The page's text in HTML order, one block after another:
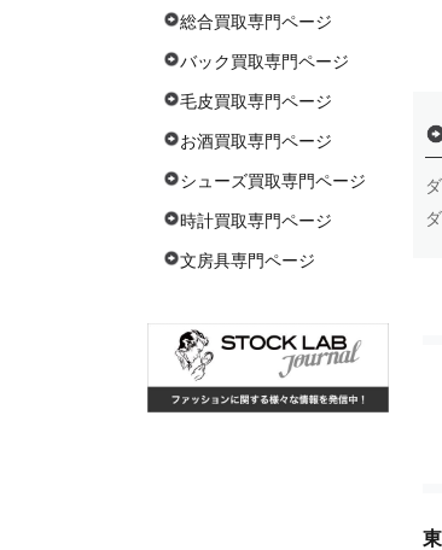
総合買取専門ページ
バック買取専門ページ
毛皮買取専門ページ
お酒買取専門ページ
シューズ買取専門ページ
時計買取専門ページ
文房具専門ページ